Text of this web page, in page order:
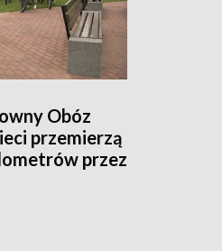
Obóz
przemierzą
przez